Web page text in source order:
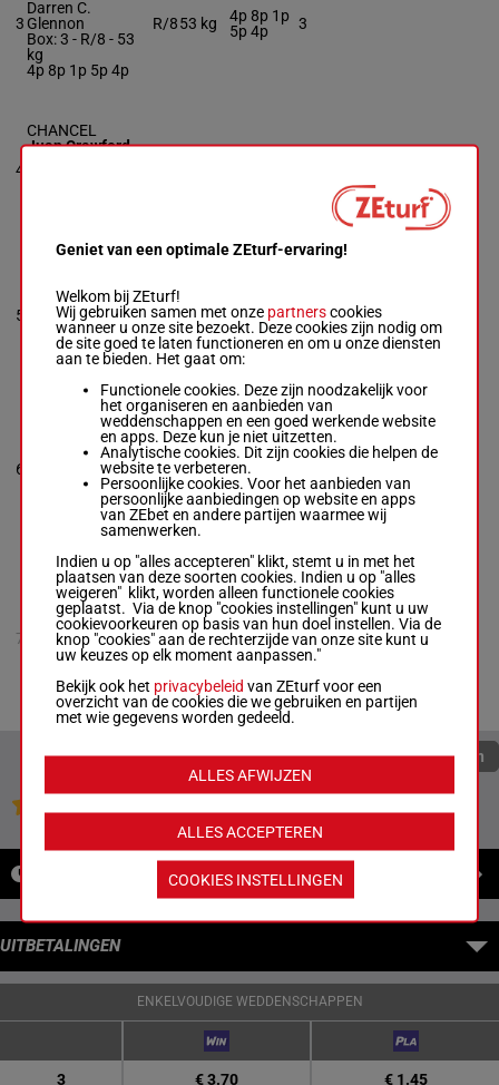
3
Darren C.
Glennon
Box: 3 - R/8 - 53
kg
4p 8p 1p 5p 4p
R/853 kg
4p 8p 1p
5p 4p
3
4
CHANCEL
Juan Crawford-
5
William
Tharrenos
Box: 5 -H/6 -
54.5 kg
2p 10p 1p 7p 2p
H/654.5
kg
2p 10p 1p
7p 2p
5
6
SWAN LAKE
Ryan Munger-
Edgar Mendoza
R/6 -
10p 5p 5p (24)
R/654.5
kg
10p 5p 5p
(24) 1p
1p
7
ELUSIVE KNIGHT
Jeffrey Ian
Alderson-
Amanda J.
Cameron
11p 3p 7p (24)
9p 4p
R/854.5
kg
11p 3p 7p
(24) 9p
4p
Quoteringen verversen
UITBETALINGEN
ENKELVOUDIGE WEDDENSCHAPPEN
3 € 3.70 € 1.45
Geniet van een optimale ZEturf-ervaring!
Welkom bij ZEturf!
Wij gebruiken samen met onze partnerscookies
wanneer u onze site bezoekt. Deze cookies zijn nodig om
de site goed te laten functioneren en om u onze diensten
aan te bieden. Het gaat om:
Functionele cookies. Deze zijn noodzakelijk voor
het organiseren en aanbieden van
weddenschappen en een goed werkende website
en apps. Deze kun je niet uitzetten.
Analytische cookies. Dit zijn cookies die helpen de
website te verbeteren.
Persoonlijke cookies. Voor het aanbieden van
persoonlijke aanbiedingen op website en apps
van ZEbet en andere partijen waarmee wij
samenwerken.
Indien u op "alles accepteren" klikt, stemt u in met het
plaatsen van deze soorten cookies. Indien u op "alles
weigeren" klikt, worden alleen functionele cookies
geplaatst. Via de knop "cookies instellingen" kunt u uw
cookievoorkeuren op basis van hun doel instellen. Via de
knop "cookies" aan de rechterzijde van onze site kunt u
uw keuzes op elk moment aanpassen."
Bekijk ook het privacybeleid van ZEturf voor een
overzicht van de cookies die we gebruiken en partijen
met wie gegevens worden gedeeld.
ALLES ACCEPTEREN
ALLES AFWIJZEN
COOKIES INSTELLINGEN